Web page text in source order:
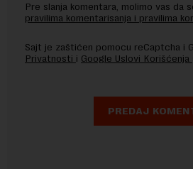
Pre slanja komentara, molimo vas da
pravilima komentarisanja i pravilima
Sajt je zaštićen pomocu reCaptcha i
Privatnosti i Google Uslovi Korišćenja